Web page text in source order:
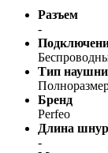
Разъем
-
Тип
Бренд
Perfeo
Длина
-